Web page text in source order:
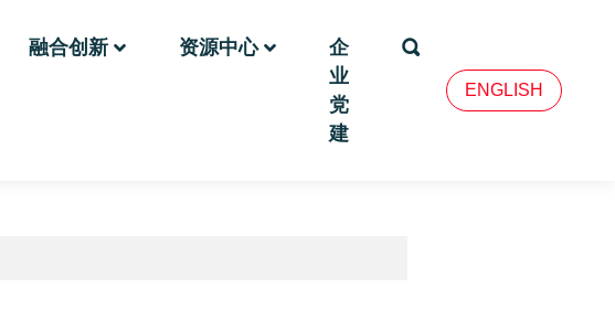
融合创新 资源中心
企
业
党
建
ENGLISH